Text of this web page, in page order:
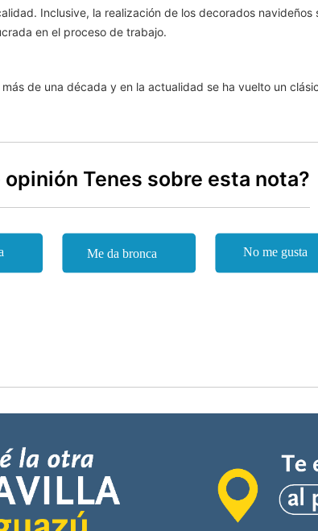
Inclusive, la realización de los decorados
en el proceso de trabajo.
de una década y en la actualidad se ha vuelto un
opinión Tenes sobre esta nota?